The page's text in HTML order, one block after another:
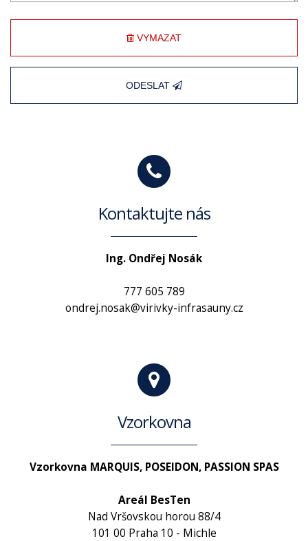
VYMAZAT
ODESLAT
Kontaktujte nás
Ing. Ondřej Nosák
777 605 789
ondrej.nosak@virivky-infrasauny.cz
Vzorkovna
Vzorkovna MARQUIS, POSEIDON, PASSION SPAS
Areál BesTen
Nad Vršovskou horou 88/4
101 00 Praha 10 - Michle